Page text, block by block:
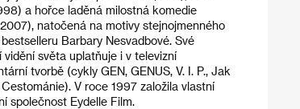
a hořce laděná milostná komedie
natočená na motivy stejnojmenného
Barbary Nesvadbové. Své
vidění světa uplatňuje i v televizní
tvorbě (cykly GEN, GENUS, V. I. P., Jak
V roce 1997 založila vlastní
společnost Eydelle Film.